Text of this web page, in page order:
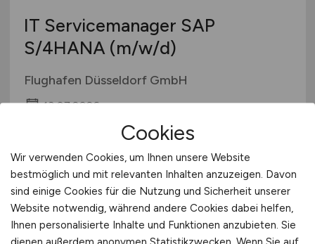
IT Servicemanager SAP
S/4HANA (m/w/d)
Flughafen Düsseldorf GmbH
13.07.2026
Cookies
Wir verwenden Cookies, um Ihnen unsere Website
bestmöglich und mit relevanten Inhalten anzuzeigen. Davon
sind einige Cookies für die Nutzung und Sicherheit unserer
Website notwendig, während andere Cookies dabei helfen,
Ihnen personalisierte Inhalte und Funktionen anzubieten. Sie